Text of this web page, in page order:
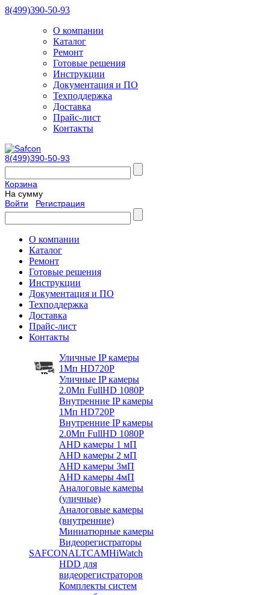
8(499)390-50-93
О компании
Каталог
Ремонт
Готовые решения
Инструкции
Документация и ПО
Техподдержка
Доставка
Прайс-лист
Контакты
8(499)390-50-93
Корзина
На сумму
Войти
Регистрация
О компании
Каталог
Ремонт
Готовые решения
Инструкции
Документация и ПО
Техподдержка
Доставка
Прайс-лист
Контакты
Уличные IP камеры
1Мп HD720P
Уличные IP камеры
2.0Мп FullHD 1080P
Внутренние IP камеры
1Мп HD720P
Внутренние IP камеры
2.0Мп FullHD 1080P
AHD камеры 1 мП
AHD камеры 2 мП
AHD камеры 3мП
AHD камеры 4мП
Аналоговые камеры
(уличные)
Аналоговые камеры
(внутренние)
Миниатюрные камеры
Видеорегистраторы
SAFCONALTCAMHiWatch
HDD для
видеорегистраторов
Комплекты систем